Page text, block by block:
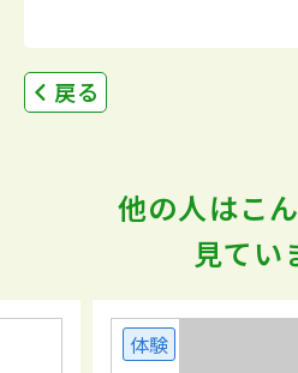
戻る
他の人はこ
見てい